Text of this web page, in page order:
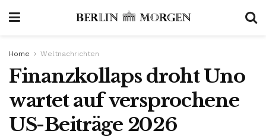
Home Weltnachrichten
Finanzkollaps droht Uno
wartet auf versprochene
US-Beiträge 2026